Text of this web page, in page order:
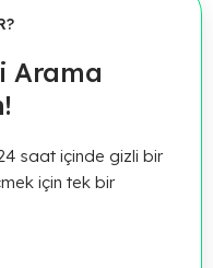
Arama
saat içinde gizli bir
için tek bir